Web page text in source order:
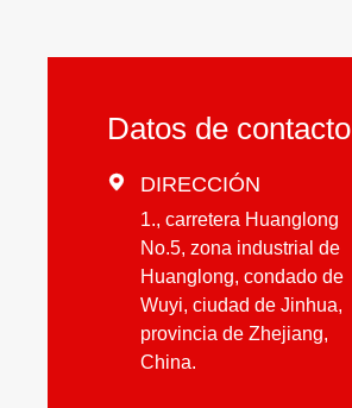
Datos de contacto
 DIRECCIÓN
1., carretera Huanglong
No.5, zona industrial de
Huanglong, condado de
Wuyi, ciudad de Jinhua,
provincia de Zhejiang,
China.